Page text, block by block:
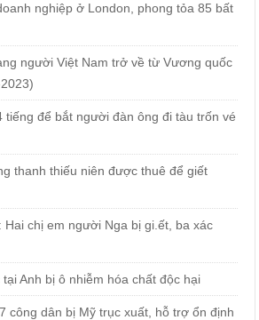
nghiệp ở London, phong tỏa 85 bất
người Việt Nam trở về từ Vương quốc
tiếng để bắt người đàn ông đi tàu trốn vé
thanh thiếu niên được thuê để giết
Hai chị em người Nga bị gi.ết, ba xác
Anh bị ô nhiễm hóa chất độc hại
công dân bị Mỹ trục xuất, hỗ trợ ổn định